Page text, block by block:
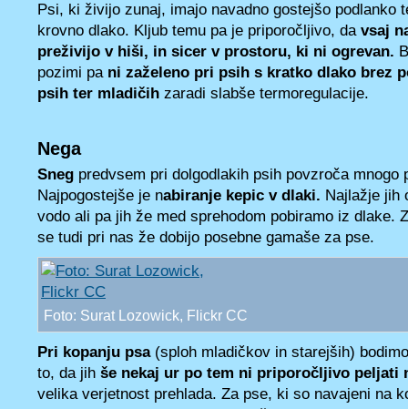
Psi, ki živijo zunaj, imajo navadno gostejšo podlanko
krovno dlako. Kljub temu pa je priporočljivo, da vsaj
preživijo v hiši, in sicer v prostoru, ki ni ogrevan.
pozimi pani zaželeno pri psih s kratko dlako brez
psih ter mladičih zaradi slabše termoregulacije.
Nega
Sneg predvsem pri dolgodlakih psih povzroča mnogo
Najpogostejše je nabiranje kepic v dlaki. Najlažje jih
vodo ali pa jih že med sprehodom pobiramo iz dlake.
se tudi pri nas že dobijo posebne gamaše za pse.
Foto: Surat Lozowick, Flickr CC
Pri kopanju psa(sploh mladičkov in starejših)
to, da jih še nekaj ur po tem ni priporočljivo peljati
velika verjetnost prehlada. Za pse, ki so navajeni na